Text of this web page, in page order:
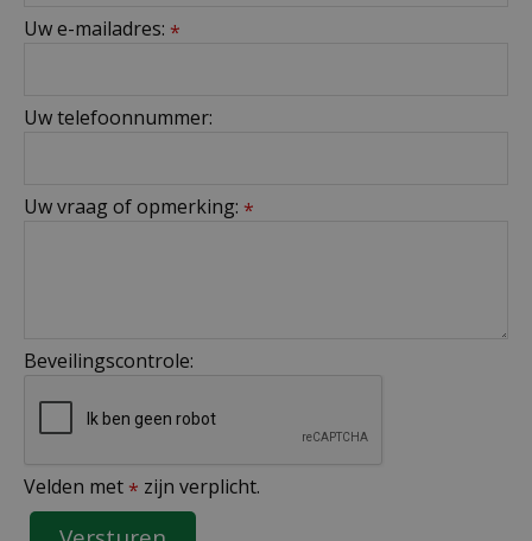
Uw e-mailadres: *
Uw telefoonnummer:
Uw vraag of opmerking: *
Beveilingscontrole:
Velden met * zijn verplicht.